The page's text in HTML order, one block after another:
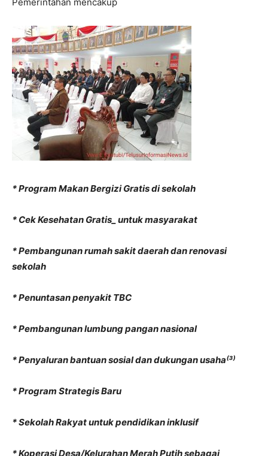
* Program Makan Bergizi Gratis di sekolah
* Cek Kesehatan Gratis_ untuk masyarakat
* Pembangunan rumah sakit daerah dan renovasi
sekolah
* Penuntasan penyakit TBC
* Pembangunan lumbung pangan nasional
* Penyaluran bantuan sosial dan dukungan usaha⁽³⁾
* Program Strategis Baru
* Sekolah Rakyat untuk pendidikan inklusif
* Koperasi Desa/Kelurahan Merah Putih sebagai